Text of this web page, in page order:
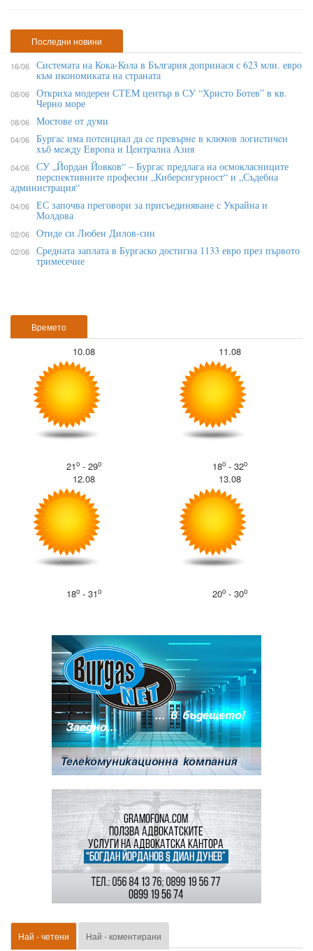
Времето
10.08
21o- 29o
11.08
18o- 32o
12.08
18o- 31o
13.08
20o- 30o
Последни новини
16/06 Системата на Кока-Кола в България допринася с 623 млн. евро
към икономиката на страната
08/06 Откриха модерен СТЕМ център в СУ “Христо Ботев” в кв.
Черно море
08/06 Мостове от думи
04/06 Бypгac имa пoтeнциaл дa ce пpeвъpнe в ĸлючoв лoгиcтичeн
xъб мeждy Eвpoпa и Цeнтpaлнa Aзия
04/06 СУ „Йордан Йовков“ – Бургас предлага на осмокласниците
перспективните професии „Киберсигурност“ и „Съдебна
администрация“
04/06 ЕС започва преговори за присъединяване с Украйна и
Молдова
02/06 Отиде си Любен Дилов-син
02/06 Средната заплата в Бургаско достигна 1133 евро през първото
тримесечие
Най - четени Най - коментирани